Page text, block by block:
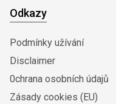
Odkazy
Podmínky užívání
Disclaimer
0chrana osobních údajů
Zásady cookies (EU)